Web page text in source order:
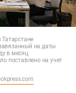
на даты
в месяц
поставлено на учет